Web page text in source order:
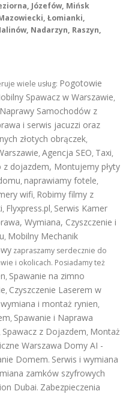
Józefów, Mińsk
Łomianki,
Nadarzyn, Raszyn,
wiele usług: Pogotowie
Spawacz w Warszawie,
Naprawy Samochodów z
i serwis jacuzzi oraz
złotych obrączek,
, Agencja SEO, Taxi,
z dojazdem, Montujemy płyty
, naprawiamy fotele,
wifi, Robimy filmy z
, Flyxpress.pl, Serwis Kamer
Wymiana, Czyszczenie i
, Mobilny Mechanik
zapraszamy serdecznie do
i okolicach. Posiadamy też
, Spawanie na zimno
, Czyszczenie Laserem w
i montaż rynien,
, Spawanie i Naprawa
Spawacz z Dojazdem, Montaż
Warszawa Domy AI -
Domem. Serwis i wymiana
zamków szyfrowych
Dubai. Zabezpieczenia